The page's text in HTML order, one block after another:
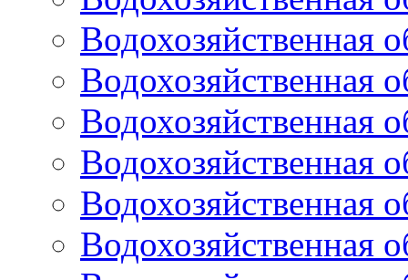
Водохозяйственная
Водохозяйственная
Водохозяйственная
Водохозяйственная
Водохозяйственная
Водохозяйственная